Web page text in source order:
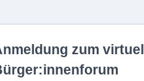
zum